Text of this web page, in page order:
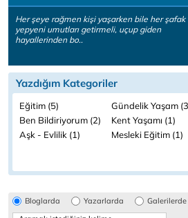
Her şeye rağmen kişi yaşarken bile her şafak
yepyeni umutları getirmeli, uçup giden
hayallerinden bo..
Yazdığım Kategoriler
Eğitim (5)
Gündelik Yaşam
Ben Bildiriyorum (2)
Kent Yaşamı (1)
Aşk - Evlilik (1)
Mesleki Eğitim (1)
Bloglarda Yazarlarda Galerilerde